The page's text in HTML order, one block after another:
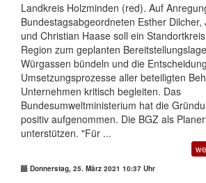
Landkreis Holzminden (red). Auf
Bundestagsabgeordneten Esther
und Christian Haase soll ein
Region zum geplanten
Würgassen bündeln und die
Umsetzungsprozesse aller beteiligten
Unternehmen kritisch begleiten. Das
Bundesumweltministerium hat die
positiv aufgenommen. Die BGZ als
unterstützen. "Für ...
Donnerstag, 25. März 2021 10:37 Uhr